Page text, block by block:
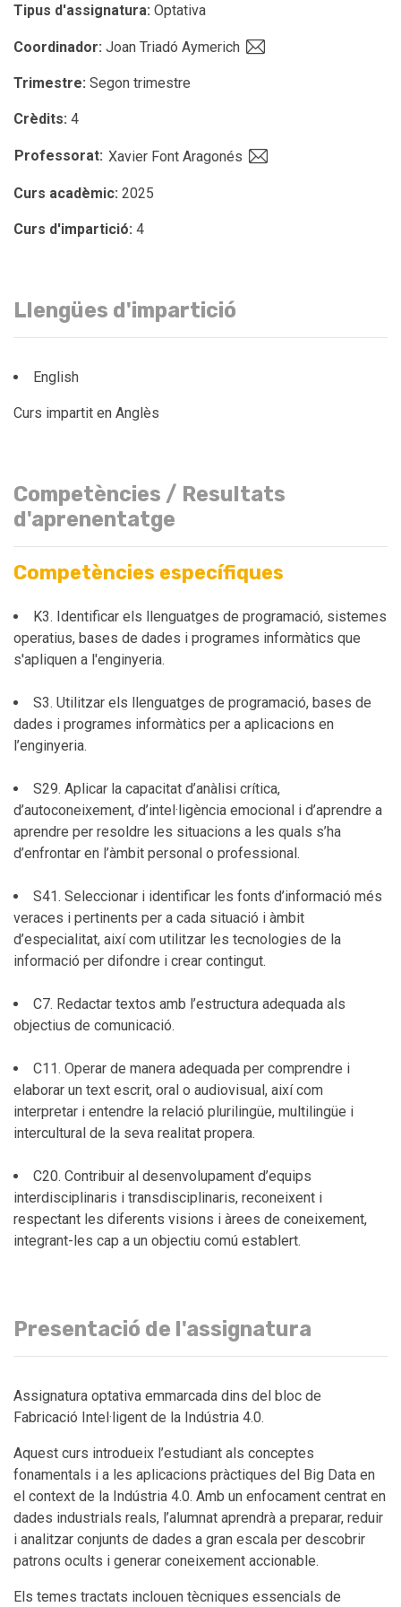
Tipus d'assignatura: Optativa
Coordinador: Joan Triadó Aymerich
Trimestre: Segon trimestre
Crèdits: 4
Professorat: Xavier Font Aragonés
Curs acadèmic: 2025
Curs d'impartició: 4
Llengües d'impartició
English
Curs impartit en Anglès
Competències / Resultats
d'aprenentatge
Competències específiques
K3. Identificar els llenguatges de programació, sistemes
operatius, bases de dades i programes informàtics que
s'apliquen a l'enginyeria.
S3. Utilitzar els llenguatges de programació, bases de
dades i programes informàtics per a aplicacions en
l’enginyeria.
S29. Aplicar la capacitat d’anàlisi crítica,
d’autoconeixement, d’intel·ligència emocional i d’aprendre a
aprendre per resoldre les situacions a les quals s’ha
d’enfrontar en l’àmbit personal o professional.
S41. Seleccionar i identificar les fonts d’informació més
veraces i pertinents per a cada situació i àmbit
d’especialitat, així com utilitzar les tecnologies de la
informació per difondre i crear contingut.
C7. Redactar textos amb l’estructura adequada als
objectius de comunicació.
C11. Operar de manera adequada per comprendre i
elaborar un text escrit, oral o audiovisual, així com
interpretar i entendre la relació plurilingüe, multilingüe i
intercultural de la seva realitat propera.
C20. Contribuir al desenvolupament d’equips
interdisciplinaris i transdisciplinaris, reconeixent i
respectant les diferents visions i àrees de coneixement,
integrant-les cap a un objectiu comú establert.
Presentació de l'assignatura
Assignatura optativa emmarcada dins del bloc de
Fabricació Intel·ligent de la Indústria 4.0.
Aquest curs introdueix l’estudiant als conceptes
fonamentals i a les aplicacions pràctiques del Big Data en
el context de la Indústria 4.0. Amb un enfocament centrat en
dades industrials reals, l’alumnat aprendrà a preparar, reduir
i analitzar conjunts de dades a gran escala per descobrir
patrons ocults i generar coneixement accionable.
Els temes tractats inclouen tècniques essencials de